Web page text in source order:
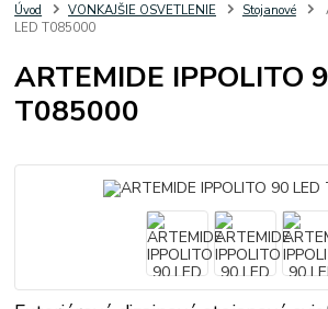
Úvod VONKAJŠIE OSVETLENIE Stojanové
LED T085000
ARTEMIDE IPPOLITO
T085000